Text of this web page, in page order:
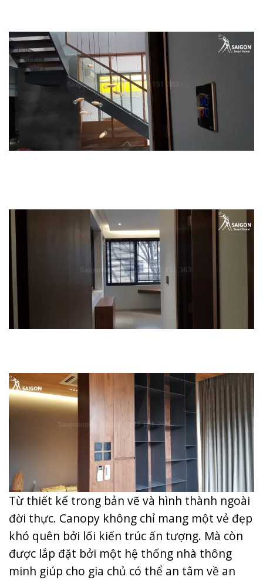
Từ thiết kế trong bản vẽ và hình thành ngoài
đời thực. Canopy không chỉ mang một vẻ đẹp
khó quên bởi lối kiến trúc ấn tượng. Mà còn
được lắp đặt bởi một hệ thống nhà thông
minh giúp cho gia chủ có thể an tâm về an